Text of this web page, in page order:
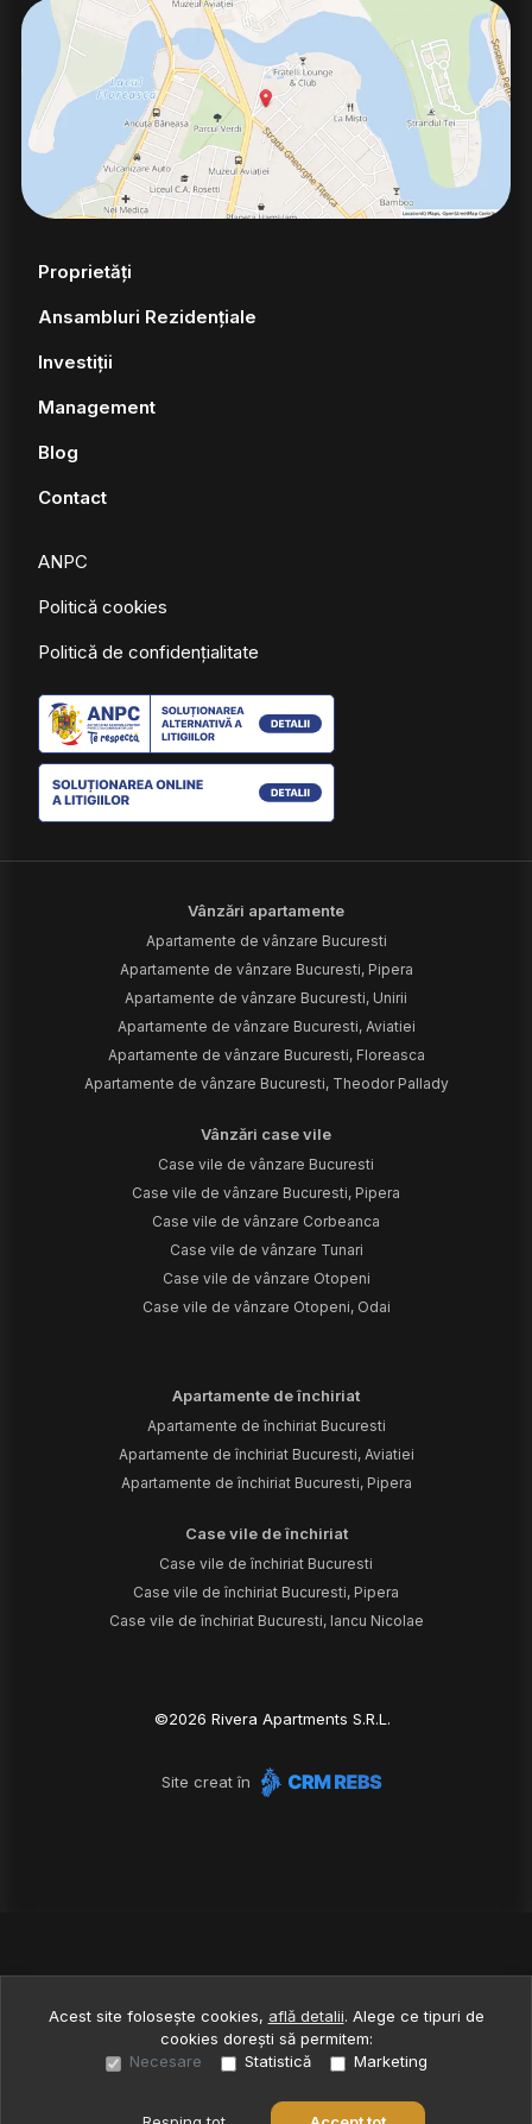
Proprietăți
Ansambluri Rezidențiale
Investiții
Management
Blog
Contact
ANPC
Politică cookies
Politică de confidențialitate
Vânzări apartamente
Apartamente de vânzare Bucuresti
Apartamente de vânzare Bucuresti, Pipera
Apartamente de vânzare Bucuresti, Unirii
Apartamente de vânzare Bucuresti, Aviatiei
Apartamente de vânzare Bucuresti, Floreasca
Apartamente de vânzare Bucuresti, Theodor Pallady
Vânzări case vile
Case vile de vânzare Bucuresti
Case vile de vânzare Bucuresti, Pipera
Case vile de vânzare Corbeanca
Case vile de vânzare Tunari
Case vile de vânzare Otopeni
Case vile de vânzare Otopeni, Odai
Apartamente de închiriat
Apartamente de închiriat Bucuresti
Apartamente de închiriat Bucuresti, Aviatiei
Apartamente de închiriat Bucuresti, Pipera
Case vile de închiriat
Case vile de închiriat Bucuresti
Case vile de închiriat Bucuresti, Pipera
Case vile de închiriat Bucuresti, Iancu Nicolae
©2026 Rivera Apartments S.R.L.
Site creat în
Acest site folosește cookies, află detalii. Alege ce tipuri de
cookies dorești să permitem:
Necesare
Statistică Marketing